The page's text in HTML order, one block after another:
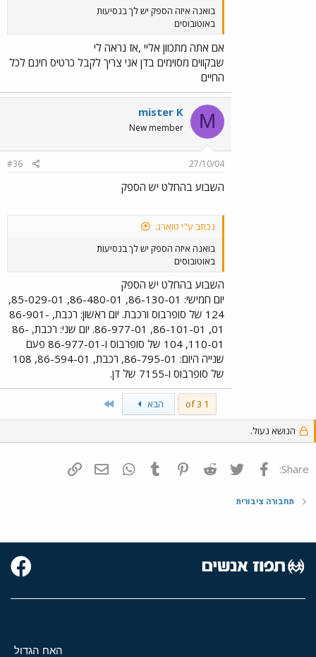
בואנה איזה הספק יש לך בנסיעות
באוטובוסים
אם אתה מתכוון אליי ,אז נראה לי
שבקווים מסוימים בדן אני צריך לקבל כרטיס חינם לכל
החיים
M
mister K
New member
27/10/04
#36
השבוע בהחלט יש הספק
נכתב ע"י טוארג:
בואנה איזה הספק יש לך בנסיעות
באוטובוסים
השבוע בהחלט יש הספק
יום חמישי: 86-130-01, 86-480-01, 85-029-01,
124 של סופרבוס ורכבת. יום ראשון: רכבת, 86-901-
01, 86-101-01, 86-977-01. יום שני: רכבת, 86-
110-01, 104 של סופרבוס ו-86-977-01 פעם
שנייה היום: 86-795-01, רכבת, 86-594-01, 108
של סופרבוס ו-7155 של דן.
1 of 3 הבא
הנושא נעול.
Share: פייסבוק Twitter
Reddit
Pinterest
Tumblr
WhatsAppדואר אלקטרוני
תחבורה ציבורית
האח הגדול